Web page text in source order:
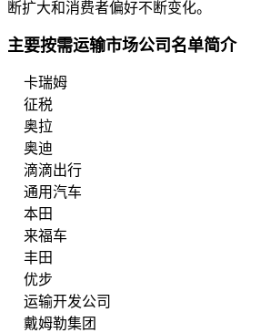
断扩大和消费者偏好不断变化。
主要按需运输市场公司名单简介
卡瑞姆
征税
奥拉
奥迪
滴滴出行
通用汽车
本田
来福车
丰田
优步
运输开发公司
戴姆勒集团